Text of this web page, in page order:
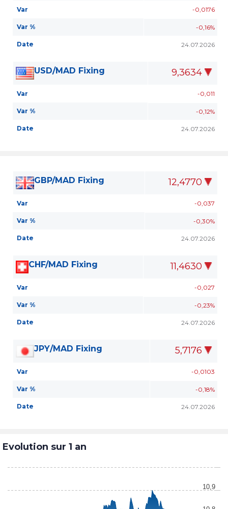
Var -0,0176
Var % -0,16%
Date 24.07.2026
USD/MAD Fixing 9,3634
Var -0,011
Var % -0,12%
Date 24.07.2026
GBP/MAD Fixing 12,4770
Var -0,037
Var % -0,30%
Date 24.07.2026
CHF/MAD Fixing 11,4630
Var -0,027
Var % -0,23%
Date 24.07.2026
JPY/MAD Fixing 5,7176
Var -0,0103
Var % -0,18%
Date 24.07.2026
Evolution sur 1 an
10,9